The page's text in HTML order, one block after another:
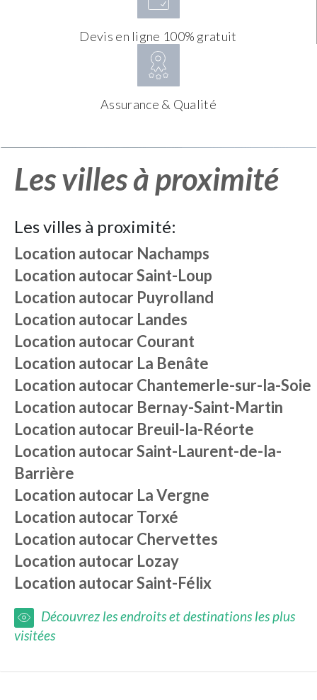
Devis en ligne 100% gratuit
Assurance & Qualité
Les villes à proximité
Les villes à proximité:
Location autocar Nachamps
Location autocarSaint-Loup
Location autocar Puyrolland
Location autocar Landes
Location autocarCourant
Location autocar La Benâte
Location autocarChantemerle-sur-la-Soie
Location autocar Bernay-Saint-Martin
Location autocar Breuil-la-Réorte
Location autocarSaint-Laurent-de-la-
Barrière
Location autocar La Vergne
Location autocarTorxé
Location autocarChervettes
Location autocar Lozay
Location autocarSaint-Félix
Découvrez les endroits et destinations les plus
visitées